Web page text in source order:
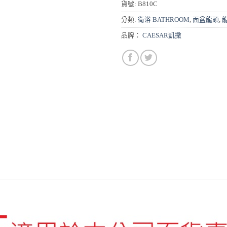
貨號: B810C
分類: 衛浴 BATHROOM 面盆龍頭
品牌： CAESAR凱撒